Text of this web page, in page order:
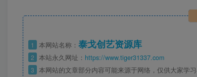
1 本网站名称： 泰戈创艺资源库
2 本站永久网址： https://www.tiger31337.com
3 本网站的文章部分内容可能来源于网络，仅供大家学